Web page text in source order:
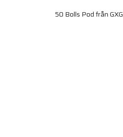
50 Bolls Pod från GXG